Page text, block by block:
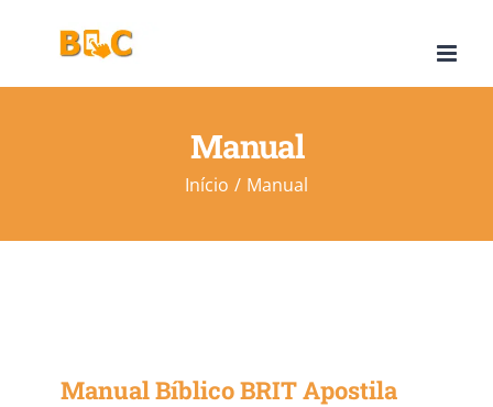
o
Manual
Início Manual
Manual Bíblico BRIT Apostila